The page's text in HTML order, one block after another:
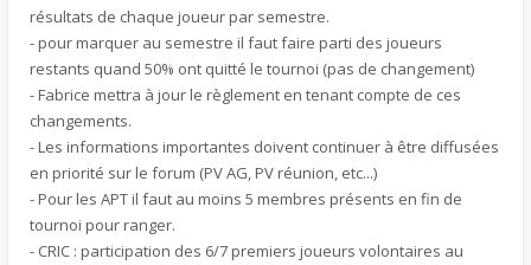
résultats de chaque joueur par semestre.
- pour marquer au semestre il faut faire parti des joueurs
restants quand 50% ont quitté le tournoi (pas de changement)
- Fabrice mettra à jour le règlement en tenant compte de ces
changements.
- Les informations importantes doivent continuer à être diffusées
en priorité sur le forum (PV AG, PV réunion, etc...)
- Pour les APT il faut au moins 5 membres présents en fin de
tournoi pour ranger.
- CRIC : participation des 6/7 premiers joueurs volontaires au